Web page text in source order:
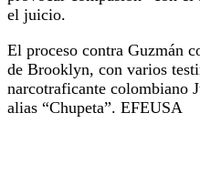
el juicio.
El proceso contra Guzmán
de Brooklyn, con varios
narcotraficante colombiano
alias “Chupeta”. EFEUSA